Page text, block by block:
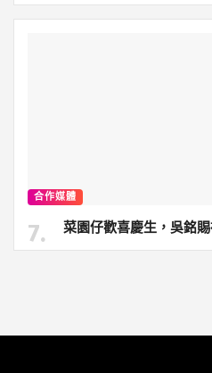
合作媒體
菜園仔歡喜慶生，吳銘